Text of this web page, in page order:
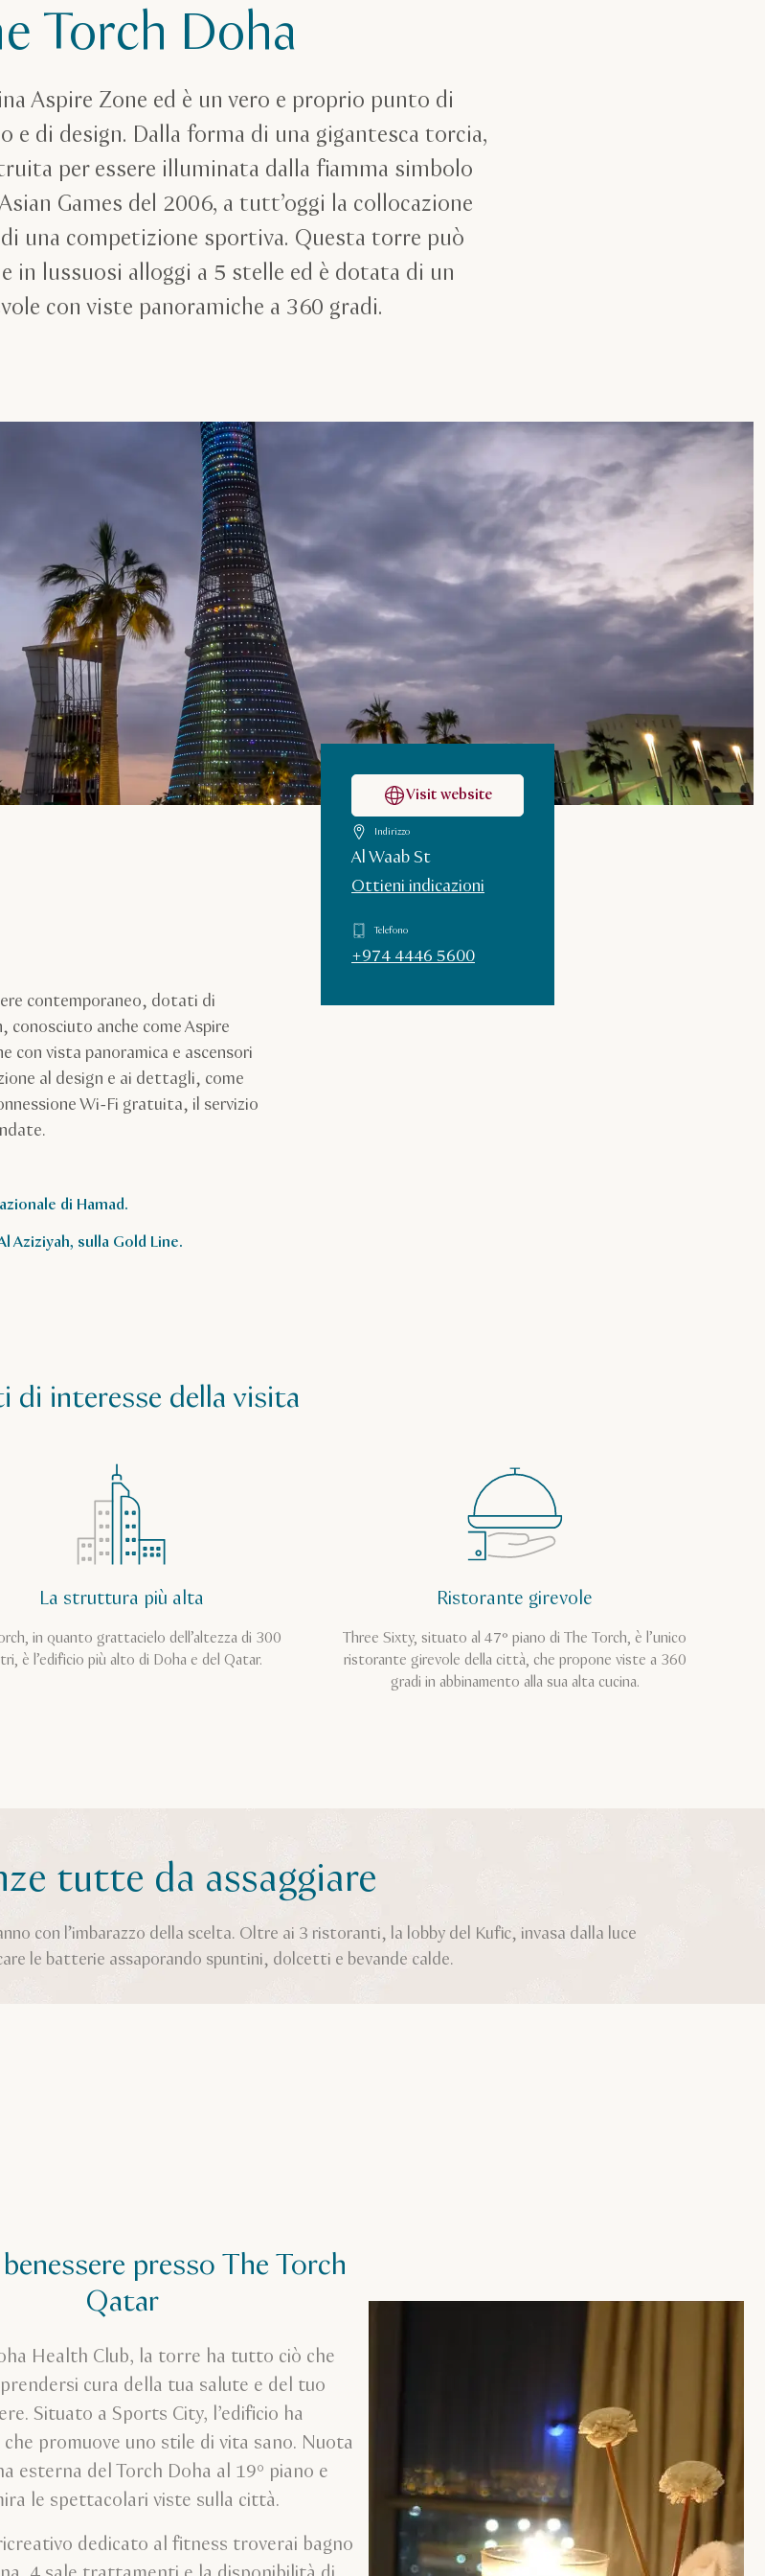
Torch Doha
Aspire Zone ed è un vero e proprio punto di
di design. Dalla forma di una gigantesca torcia,
per essere illuminata dalla fiamma simbolo
Games del 2006, a tutt’oggi la collocazione
una competizione sportiva. Questa torre può
in lussuosi alloggi a 5 stelle ed è dotata di un
con viste panoramiche a 360 gradi.
contemporaneo, dotati di
conosciuto anche come Aspire
con vista panoramica e ascensori
al design e ai dettagli, come
Wi-Fi gratuita, il servizio
di Hamad.
Aziziyah, sulla Gold Line.
Visit website
Indirizzo
Al Waab St
Ottieni indicazioni
Telefono
+974 4446 5600
di interesse della visita
La struttura più alta
in quanto grattacielo dell’altezza di 300
è l’edificio più alto di Doha e del Qatar.
Ristorante girevole
Three Sixty, situato al 47° piano di The Torch, è l’unico
ristorante girevole della città, che propone viste a 360
gradi in abbinamento alla sua alta cucina.
tutte da assaggiare
con l’imbarazzo della scelta. Oltre ai 3 ristoranti, la lobby del Kufic, invasa dalla luce
le batterie assaporando spuntini, dolcetti e bevande calde.
presso The Torch
Qatar
Health Club, la torre ha tutto ciò che
cura della tua salute e del tuo
Situato a Sports City, l’edificio ha
che promuove uno stile di vita sano. Nuota
esterna del Torch Doha al 19° piano e
le spettacolari viste sulla città.
dedicato al fitness troverai bagno